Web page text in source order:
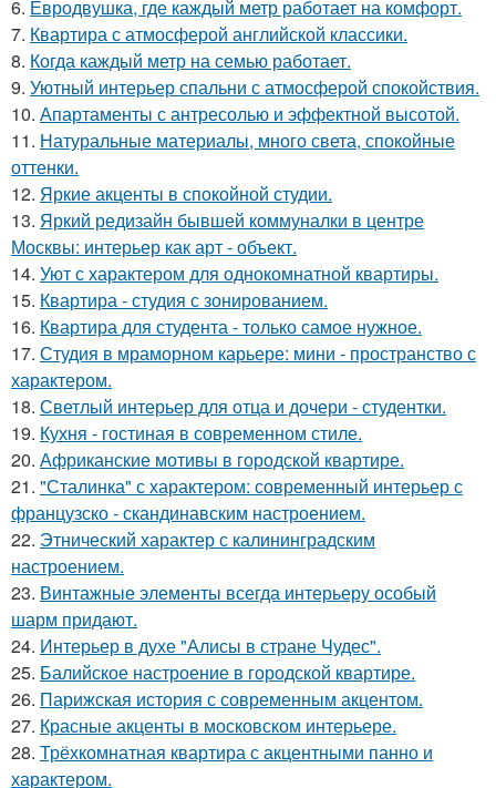
6. Евродвушка, где каждый метр работает на комфорт.
7. Квартира с атмосферой английской классики.
8. Когда каждый метр на семью работает.
9. Уютный интерьер спальни с атмосферой спокойствия.
10. Апартаменты с антресолью и эффектной высотой.
11. Натуральные материалы, много света, спокойные
оттенки.
12. Яркие акценты в спокойной студии.
13. Яркий редизайн бывшей коммуналки в центре
Москвы: интерьер как арт - объект.
14. Уют с характером для однокомнатной квартиры.
15. Квартира - студия с зонированием.
16. Квартира для студента - только самое нужное.
17. Студия в мраморном карьере: мини - пространство с
характером.
18. Светлый интерьер для отца и дочери - студентки.
19. Кухня - гостиная в современном стиле.
20. Африканские мотивы в городской квартире.
21. "Сталинка" с характером: современный интерьер с
французско - скандинавским настроением.
22. Этнический характер с калининградским
настроением.
23. Винтажные элементы всегда интерьеру особый
шарм придают.
24. Интерьер в духе "Алисы в стране Чудес".
25. Балийское настроение в городской квартире.
26. Парижская история с современным акцентом.
27. Красные акценты в московском интерьере.
28. Трёхкомнатная квартира с акцентными панно и
характером.